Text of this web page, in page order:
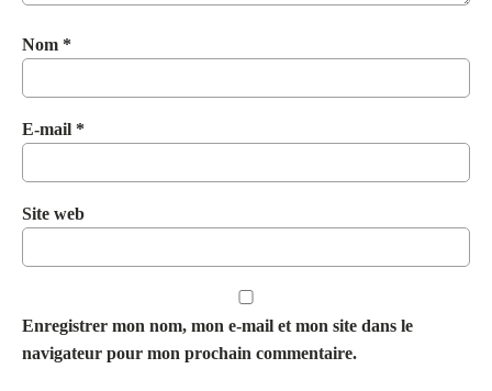
Nom *
E-mail *
Site web
Enregistrer mon nom, mon e-mail et mon site dans le
navigateur pour mon prochain commentaire.